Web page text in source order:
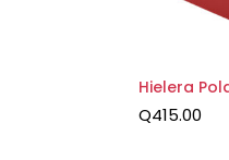
Hielera
Q415.00